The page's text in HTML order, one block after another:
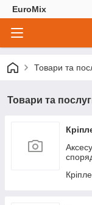
EuroMix
Товари та
Товари та